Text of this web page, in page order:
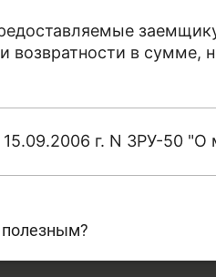
Деньги
мы постарались
Данный
Вы читаете в СМИ
и возвратности в
г. N ЗРУ-50
полезным?